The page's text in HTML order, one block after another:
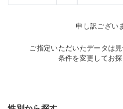
申し訳ござい
ご指定いただいたデータは
条件を変更してお探